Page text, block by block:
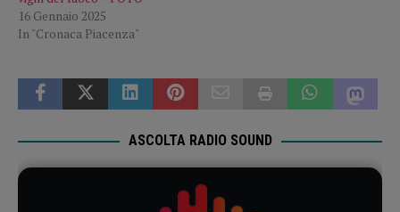
16 Gennaio 2025
In "Cronaca Piacenza"
ASCOLTA RADIO SOUND